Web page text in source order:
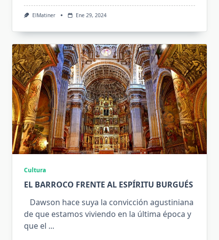
ElMatiner Ene 29, 2024
Cultura
EL BARROCO FRENTE AL ESPÍRITU BURGUÉS
Dawson hace suya la convicción agustiniana
de que estamos viviendo en la última época y
que el ...